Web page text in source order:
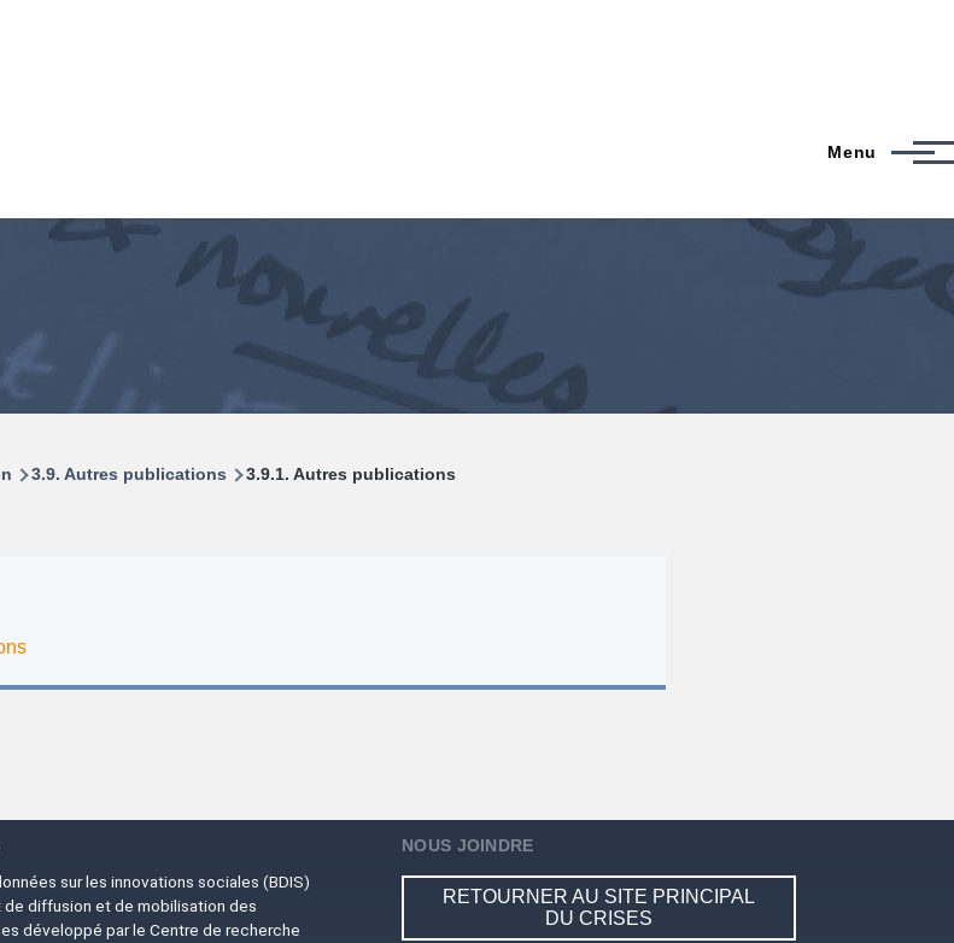
Menu
3.9. Autres publications 3.9.1. Autres publications
sur les innovations sociales (BDIS)
de diffusion et de mobilisation des
développé par le Centre de recherche
NOUS JOINDRE
RETOURNER AU SITE PRINCIPAL
DU CRISES